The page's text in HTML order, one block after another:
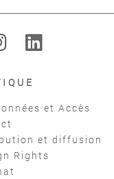
et Accès
et diffusion
Rights